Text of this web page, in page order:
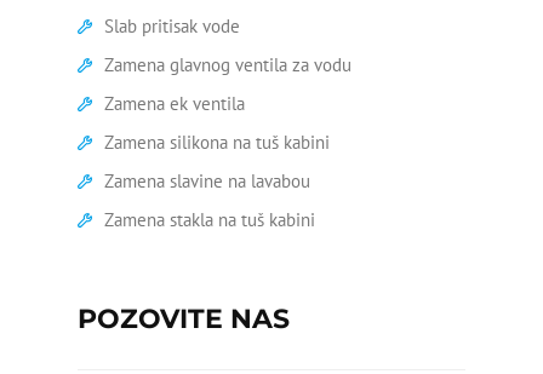
Ariston bojleri servis
Bojler curi na crevu
Bojler curi na vrhu
Čišćenje protočnog bojlera
Slab pritisak vode
Zamena glavnog ventila za vodu
Zamena ek ventila
Zamena silikona na tuš kabini
Zamena slavine na lavabou
Zamena stakla na tuš kabini
POZOVITE NAS